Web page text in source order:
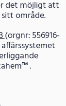
det möjligt att
område.
(orgnr: 556916-
.